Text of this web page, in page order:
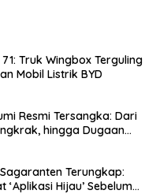
Truk Wingbox Terguling
Mobil Listrik BYD
Resmi Tersangka: Dari
hingga Dugaan
Terungkap:
Hijau’ Sebelum